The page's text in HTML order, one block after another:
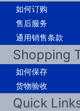
如何订购
售后服务
通用销售条款
Shopping
如何保存
货物验收
Quick